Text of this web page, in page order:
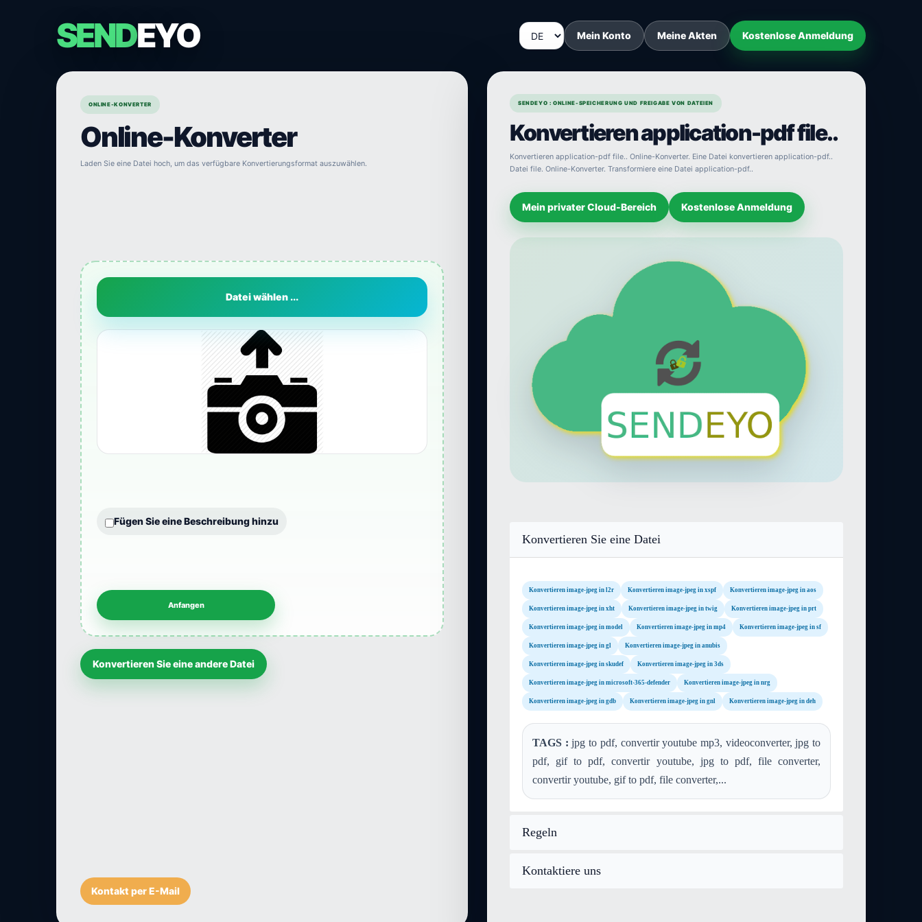
SENDEYO Mein Konto Meine Akten Kostenlose Anmeldung
ONLINE-KONVERTER
Online-Konverter
Laden Sie eine Datei hoch, um das verfügbare Konvertierungsformat auszuwählen.
Datei wählen ...
Fügen Sie eine Beschreibung hinzu
Konvertieren Sie eine andere Datei
Kontakt per E-Mail
SENDEYO : ONLINE-SPEICHERUNG UND FREIGABE VON DATEIEN
Konvertieren application-pdf file..
Konvertieren application-pdf file.. Online-Konverter. Eine Datei konvertieren application-pdf..
Datei file. Online-Konverter. Transformiere eine Datei application-pdf..
Mein privater Cloud-Bereich Kostenlose Anmeldung
Konvertieren Sie eine Datei
Konvertieren image-jpeg in l2r Konvertieren image-jpeg in xspf Konvertieren image-jpeg in aos
Konvertieren image-jpeg in xht Konvertieren image-jpeg in twig Konvertieren image-jpeg in prt
Konvertieren image-jpeg in model Konvertieren image-jpeg in mp4 Konvertieren image-jpeg in sf
Konvertieren image-jpeg in gl Konvertieren image-jpeg in anubis
Konvertieren image-jpeg in skudef Konvertieren image-jpeg in 3ds
Konvertieren image-jpeg in microsoft-365-defender Konvertieren image-jpeg in nrg
Konvertieren image-jpeg in gdb Konvertieren image-jpeg in gnl Konvertieren image-jpeg in deh
TAGS : jpg to pdf, convertir youtube mp3, videoconverter, jpg to
pdf, gif to pdf, convertir youtube, jpg to pdf, file converter,
convertir youtube, gif to pdf, file converter,...
Regeln
Kontaktiere uns